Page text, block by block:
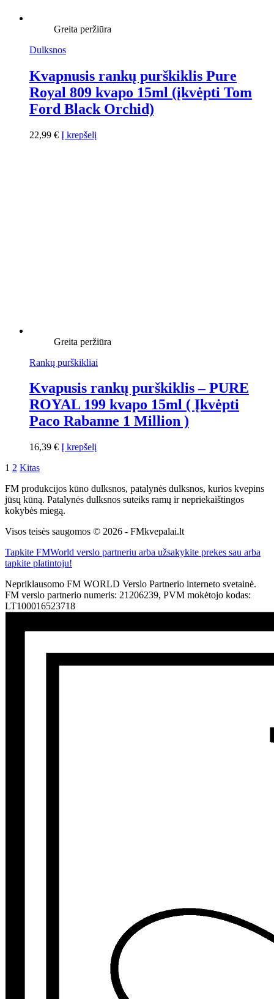
Greita peržiūra
Dulksnos
Kvapnusis rankų purškiklis Pure
Royal 809 kvapo 15ml (įkvėpti Tom
Ford Black Orchid)
22,99 € Į krepšelį
Greita peržiūra
Rankų purškikliai
Kvapusis rankų purškiklis – PURE
ROYAL 199 kvapo 15ml ( Įkvėpti
Paco Rabanne 1 Million )
16,39 € Į krepšelį
1 2 Kitas
FM produkcijos kūno dulksnos, patalynės dulksnos, kurios kvepins
jūsų kūną. Patalynės dulksnos suteiks ramų ir nepriekaištingos
kokybės miegą.
Visos teisės saugomos © 2026 - FMkvepalai.lt
Tapkite FMWorld verslo partneriu arba užsakykite prekes sau arba
tapkite platintoju!
Nepriklausomo FM WORLD Verslo Partnerio interneto svetainė.
FM verslo partnerio numeris: 21206239, PVM mokėtojo kodas:
LT100016523718